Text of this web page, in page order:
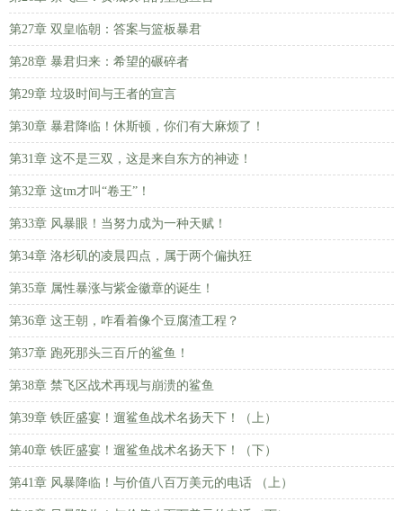
第27章 双皇临朝：答案与篮板暴君
第28章 暴君归来：希望的碾碎者
第29章 垃圾时间与王者的宣言
第30章 暴君降临！休斯顿，你们有大麻烦了！
第31章 这不是三双，这是来自东方的神迹！
第32章 这tm才叫“卷王”！
第33章 风暴眼！当努力成为一种天赋！
第34章 洛杉矶的凌晨四点，属于两个偏执狂
第35章 属性暴涨与紫金徽章的诞生！
第36章 这王朝，咋看着像个豆腐渣工程？
第37章 跑死那头三百斤的鲨鱼！
第38章 禁飞区战术再现与崩溃的鲨鱼
第39章 铁匠盛宴！遛鲨鱼战术名扬天下！（上）
第40章 铁匠盛宴！遛鲨鱼战术名扬天下！（下）
第41章 风暴降临！与价值八百万美元的电话 （上）